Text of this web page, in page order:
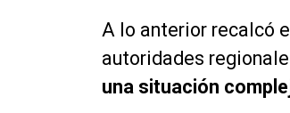
A lo anterior recalcó
autoridades
una situación